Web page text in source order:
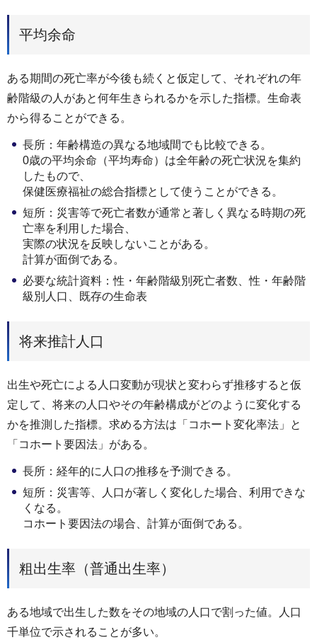
平均余命
ある期間の死亡率が今後も続くと仮定して、それぞれの年
齢階級の人があと何年生きられるかを示した指標。生命表
から得ることができる。
長所：年齢構造の異なる地域間でも比較できる。
0歳の平均余命（平均寿命）は全年齢の死亡状況を集約
したもので、
保健医療福祉の総合指標として使うことができる。
短所：災害等で死亡者数が通常と著しく異なる時期の死
亡率を利用した場合、
実際の状況を反映しないことがある。
計算が面倒である。
必要な統計資料：性・年齢階級別死亡者数、性・年齢階
級別人口、既存の生命表
将来推計人口
出生や死亡による人口変動が現状と変わらず推移すると仮
定して、将来の人口やその年齢構成がどのように変化する
かを推測した指標。求める方法は「コホート変化率法」と
「コホート要因法」がある。
長所：経年的に人口の推移を予測できる。
短所：災害等、人口が著しく変化した場合、利用できな
くなる。
コホート要因法の場合、計算が面倒である。
粗出生率（普通出生率）
ある地域で出生した数をその地域の人口で割った値。人口
千単位で示されることが多い。